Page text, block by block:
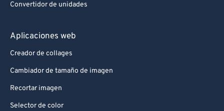
Convertidor de unidades
Aplicaciones web
Creador de collages
Cambiador de tamaño de imagen
Recortar imagen
Selector de color